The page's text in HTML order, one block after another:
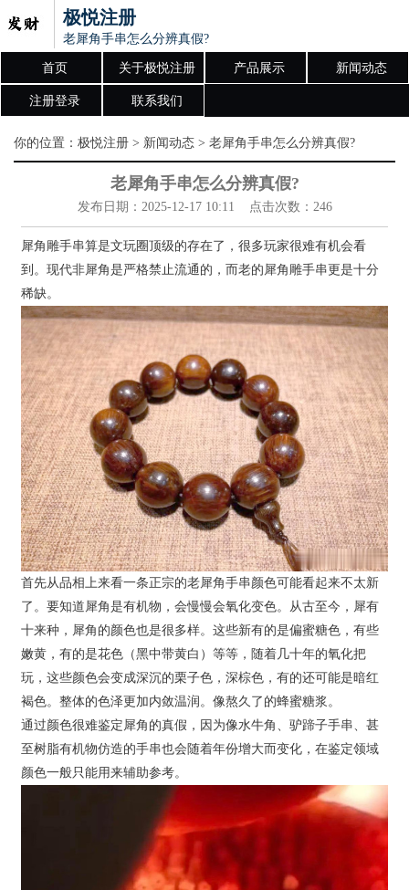
极悦注册
老犀角手串怎么分辨真假?
首页 关于极悦注册 产品展示 新闻动态
注册登录 联系我们
你的位置： 极悦注册 > 新闻动态 > 老犀角手串怎么分辨真假?
老犀角手串怎么分辨真假?
发布日期：2025-12-17 10:11 点击次数：246
犀角雕手串算是文玩圈顶级的存在了，很多玩家很难有机会看
到。现代非犀角是严格禁止流通的，而老的犀角雕手串更是十分
稀缺。
首先从品相上来看一条正宗的老犀角手串颜色可能看起来不太新
了。要知道犀角是有机物，会慢慢会氧化变色。从古至今，犀有
十来种，犀角的颜色也是很多样。这些新有的是偏蜜糖色，有些
嫩黄，有的是花色（黑中带黄白）等等，随着几十年的氧化把
玩，这些颜色会变成深沉的栗子色，深棕色，有的还可能是暗红
褐色。整体的色泽更加内敛温润。像熬久了的蜂蜜糖浆。
通过颜色很难鉴定犀角的真假，因为像水牛角、驴蹄子手串、甚
至树脂有机物仿造的手串也会随着年份增大而变化，在鉴定领域
颜色一般只能用来辅助参考。